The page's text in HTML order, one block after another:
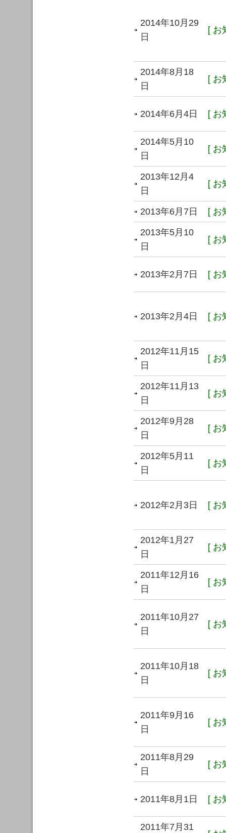
2014年10月29
日
[ お
2014年8月18
日
[ お
2014年6月4日 [ お
2014年5月10
日
[ お
2013年12月4
日
[ お
2013年6月7日 [ お
2013年5月10
日
[ お
2013年2月7日 [ お
2013年2月4日 [ お
2012年11月15
日
[ お
2012年11月13
日
[ お
2012年9月28
日
[ お
2012年5月11
日
[ お
2012年2月3日 [ お
2012年1月27
日
[ お
2011年12月16
日
[ お
2011年10月27
日
[ お
2011年10月18
日
[ お
2011年9月16
日
[ お
2011年8月29
日
[ お
2011年8月1日 [ お
2011年7月31